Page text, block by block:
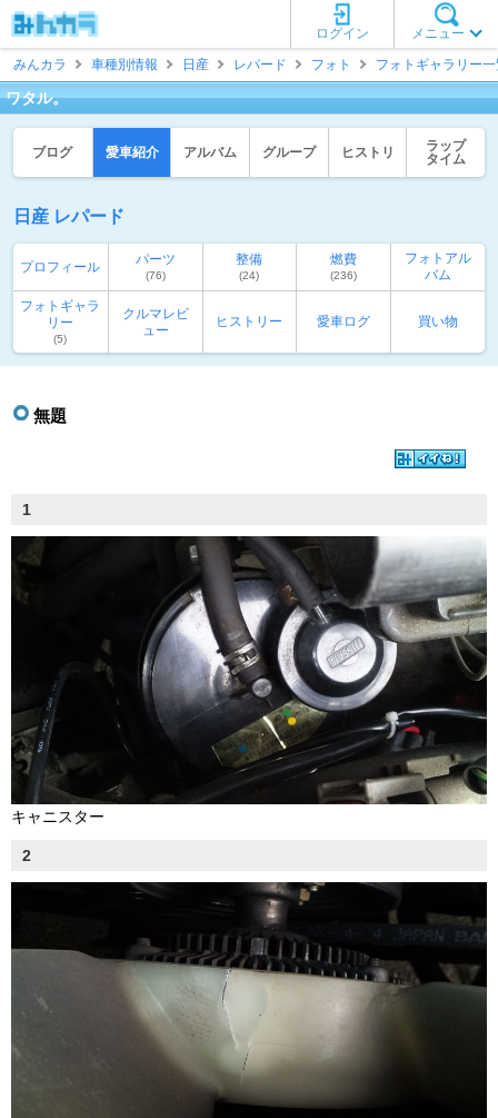
メニュー
ログイン
みんカラ
車種別情報 日産 レパード フォト フォトギャラリー
ワタル。
ブログ 愛車紹介 アルバム グループ ヒストリ
ラップ
タイム
日産 レパード
プロフィール パーツ
(76)
整備
(24)
燃費
(236)
フォトアル
バム
フォトギャラ
リー
(5)
クルマレビ
ュー
ヒストリー 愛車ログ 買い物
無題
1
キャニスター
2